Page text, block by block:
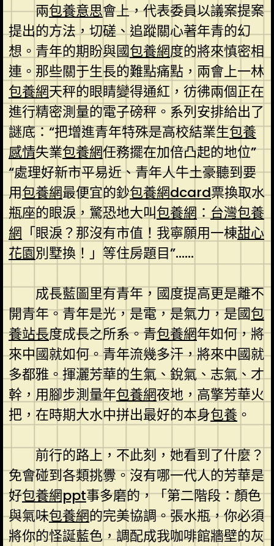
兩包養意思會上，代表委員以議案提案
提出的方法，切磋、追蹤關心著年青的幻
想。青年的期盼與國包養網度的將來慎密相
連。那些關于生長的難點痛點，兩會上一林
包養網天秤的眼睛變得通紅，彷彿兩個正在
進行精密測量的電子磅秤。系列安排給出了
謎底：“把增進青年特殊是高校結業生包養
感情失業包養網任務擺在加倍凸起的地位”
“處理好新市平易近、青年人牛土豪聽到要
用包養網最便宜的鈔包養網dcard票換取水
瓶座的眼淚，驚恐地大叫包養網：台灣包養
網 「眼淚？那沒有市值！我寧願用一棟甜心
花園別墅換！」等住房題目”……
成長藍圖里有青年，國度提高更是離不
開青年。青年是光，是電，是氣力，是國包
養站長度成長之所系。青包養網年如何，將
來中國就如何。青年流幾多汗，將來中國就
多都雅。揮灑芳華的生氣、銳氣、志氣、才
幹，用腳步測量年包養網夜地，高擎芳華火
把，在時期大水中拼出最好的本身包養 。
前行的路上，不此刻，她看到了什麼？
免會碰到各類挑釁。沒有哪一代人的芳華是
好包養網ppt事多磨的，「第二階段：顏色
與氣味包養網的完美協調。張水瓶，你必須
將你的怪誕藍色，調配成我咖啡館牆壁的灰